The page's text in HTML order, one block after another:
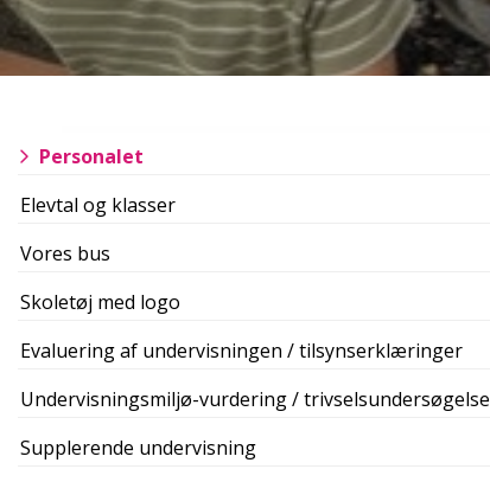
Primær
Personalet
Elevtal og klasser
Vores bus
Skoletøj med logo
Evaluering af undervisningen / tilsynserklæringer
Undervisningsmiljø-vurdering / trivselsundersøgelse
Supplerende undervisning